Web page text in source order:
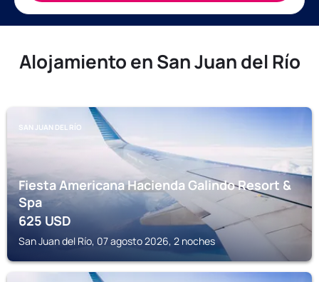
Alojamiento en San Juan del Río
SAN JUAN DEL RÍO
Fiesta Americana Hacienda Galindo Resort &
Spa
625USD
San Juan del Río, 07 agosto 2026, 2 noches